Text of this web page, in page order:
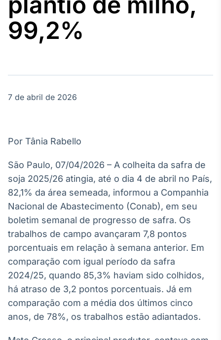
Agro
Broadcast
Energia
energia elétrica
no Brasil
Broadcast
White Label
Plataforma para
personalizados
Soluções de Dados
e Conteúdos
Broadcast
OTC
99,2%
7 de abril de 2026
Por Tânia Rabello
São Paulo, 07/04/2026 – A colheita da safra de
soja 2025/26 atingia, até o dia 4 de abril no País,
82,1% da área semeada, informou a Companhia
Nacional de Abastecimento (Conab), em seu
boletim semanal de progresso de safra. Os
trabalhos de campo avançaram 7,8 pontos
porcentuais em relação à semana anterior. Em
comparação com igual período da safra
2024/25, quando 85,3% haviam sido colhidos,
há atraso de 3,2 pontos porcentuais. Já em
comparação com a média dos últimos cinco
anos, de 78%, os trabalhos estão adiantados.